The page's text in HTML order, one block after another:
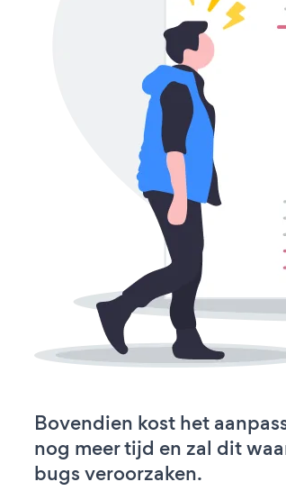
Bovendien kost het
nog meer tijd en zal dit
bugs veroorzaken.